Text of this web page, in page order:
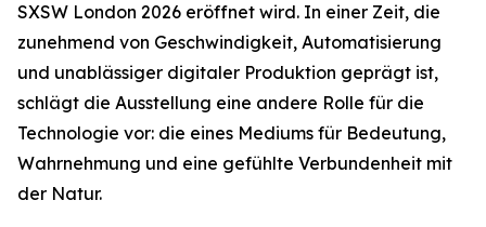
SXSW London 2026 eröffnet wird. In einer Zeit, die
zunehmend von Geschwindigkeit, Automatisierung
und unablässiger digitaler Produktion geprägt ist,
schlägt die Ausstellung eine andere Rolle für die
Technologie vor: die eines Mediums für Bedeutung,
Wahrnehmung und eine gefühlte Verbundenheit mit
der Natur.